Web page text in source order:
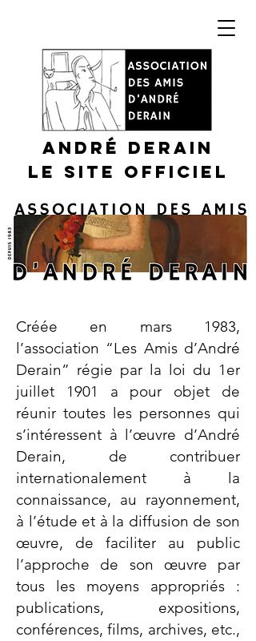
André DERAIN
Le site officiel
Créée en mars 1983,
l’association “Les Amis d’André
Derain” régie par la loi du 1er
juillet 1901 a pour objet de
réunir toutes les personnes qui
s’intéressent à l’œuvre d’André
Derain, de contribuer
internationalement à la
connaissance, au rayonnement,
à l’étude et à la diffusion de son
œuvre, de faciliter au public
l’approche de son œuvre par
tous les moyens appropriés :
publications, expositions,
conférences, films, archives, etc.,